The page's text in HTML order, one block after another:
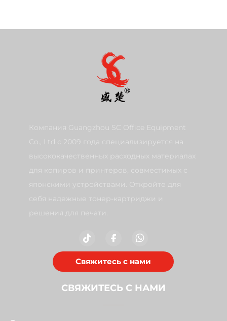
Компания Guangzhou SC Office Equipment
Co., Ltd с 2009 года специализируется на
высококачественных расходных материалах
для копиров и принтеров, совместимых с
японскими устройствами. Откройте для
себя надежные тонер-картриджи и
решения для печати.
Свяжитесь с нами
СВЯЖИТЕСЬ С НАМИ